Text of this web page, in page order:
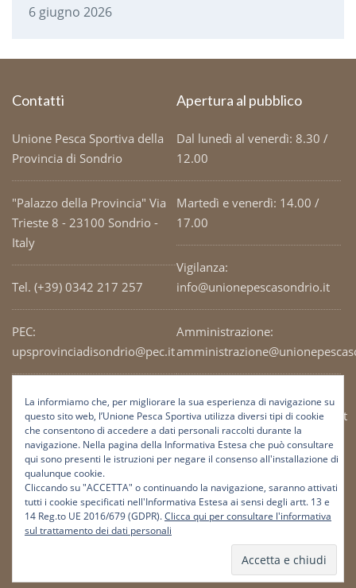
6 giugno 2026
Contatti
Unione Pesca Sportiva della
Provincia di Sondrio
"Palazzo della Provincia" Via
Trieste 8 - 23100 Sondrio -
Italy
Tel. (+39) 0342 217 257
PEC:
upsprovinciadisondrio@pec.it
Codice Fiscale: 93003690141
Apertura al pubblico
Dal lunedì al venerdì: 8.30 /
12.00
Martedì e venerdì: 14.00 /
17.00
Vigilanza:
info@unionepescasondrio.it
Amministrazione:
Ufficio tecnico:
tecnico@unionepescasondrio.it
Informazioni:
info@unionepescasondrio.it
La informiamo che, per migliorare la sua esperienza di navigazione su
questo sito web, l’Unione Pesca Sportiva utilizza diversi tipi di cookie
che consentono di accedere a dati personali raccolti durante la
navigazione. Nella pagina della Informativa Estesa che può consultare
qui sono presenti le istruzioni per negare il consenso all'installazione di
qualunque cookie.
Cliccando su "ACCETTA" o continuando la navigazione, saranno attivati
tutti i cookie specificati nell'Informativa Estesa ai sensi degli artt. 13 e
14 Reg.to UE 2016/679 (GDPR).Clicca qui per consultare l'informativa
sul trattamento dei dati personali